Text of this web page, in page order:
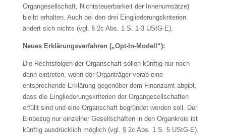
Organgesellschaft, Nichtsteuerbarkeit der Innenumsätze)
bleibt erhalten. Auch bei den drei Eingliederungskriterien
ändert sich nichts (vgl. § 2c Abs. 1 S. 1-3 UStG-E).
Neues Erklärungsverfahren („Opt-In-Modell“):
Die Rechtsfolgen der Organschaft sollen künftig nur noch
dann eintreten, wenn der Organträger vorab eine
entsprechende Erklärung gegenüber dem Finanzamt abgibt,
dass die Eingliederungskriterien der Organgesellschaften
erfüllt sind und eine Organschaft begründet werden soll. Der
Einbezug nur einzelner Gesellschaften in den Organkreis ist
künftig ausdrücklich möglich (vgl. § 2c Abs. 1 S. 5 UStG-E).